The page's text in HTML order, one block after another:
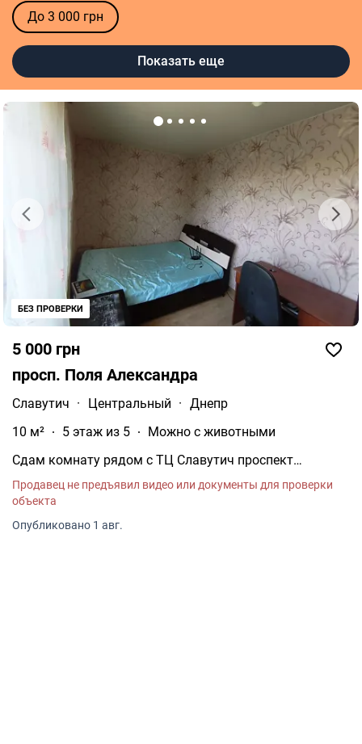
До 3 000 грн
Показать еще
5 000 грн
просп. Поля Александра
Славутич · Центральный · Днепр
10 м²
5 этаж из 5
Можно с животными
Сдам комнату рядом с ТЦ Славутич проспект
в 2-комнатной квартире многоэтажного дома.
Продавец не предъявил видео или документы для проверки
объекта
Опубликовано 1 авг.
БЕЗ ПРОВЕРКИ